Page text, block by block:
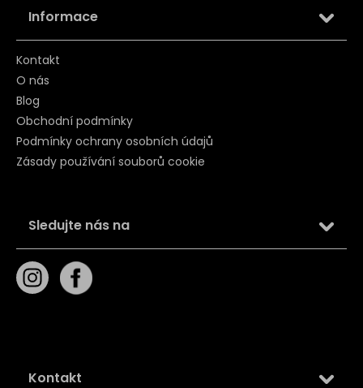
Informace
Kontakt
O nás
Blog
Obchodní podmínky
Podmínky ochrany osobních údajů
Zásady používání souborů cookie
Sledujte nás na
Kontakt